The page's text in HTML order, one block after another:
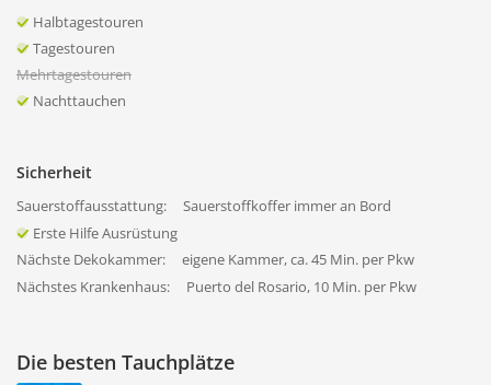
Halbtagestouren
Tagestouren
Mehrtagestouren
Nachttauchen
Sicherheit
Sauerstoffausstattung:
Sauerstoffkoffer immer an Bord
Erste Hilfe Ausrüstung
Nächste Dekokammer:
eigene Kammer, ca. 45 Min. per Pkw
Nächstes Krankenhaus:
Puerto del Rosario, 10 Min. per Pkw
Die besten Tauchplätze